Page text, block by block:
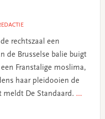
rechtszaal een
de Brusselse balie buigt
Franstalige moslima,
haar pleidooien de
meldt De Standaard. ...